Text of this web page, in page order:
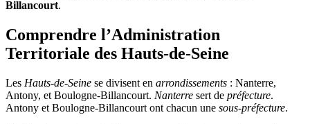
Billancourt.
Comprendre l’Administration
Territoriale des Hauts-de-Seine
Les Hauts-de-Seine se divisent en arrondissements : Nanterre,
Antony, et Boulogne-Billancourt. Nanterre sert de préfecture.
Antony et Boulogne-Billancourt ont chacun une sous-préfecture.